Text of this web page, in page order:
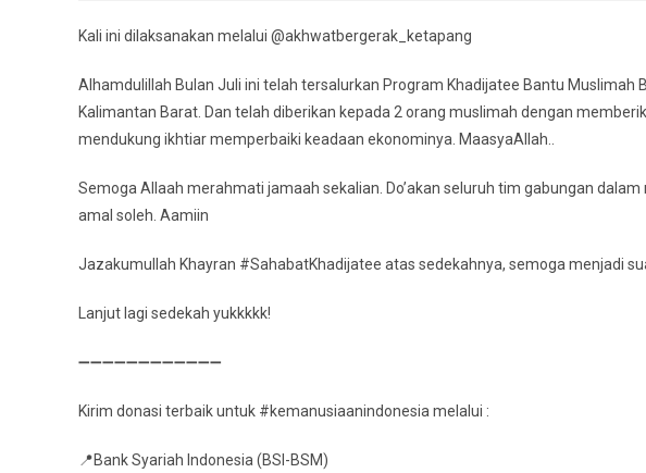
Kali ini dilaksanakan melalui @akhwatbergerak_ketapang
Alhamdulillah Bulan Juli ini telah tersalurkan Program Khadijatee Bantu Muslimah
Kalimantan Barat. Dan telah diberikan kepada 2 orang muslimah dengan
mendukung ikhtiar memperbaiki keadaan ekonominya. MaasyaAllah..
Semoga Allaah merahmati jamaah sekalian. Do’akan seluruh tim gabungan
amal soleh. Aamiin
Jazakumullah Khayran #SahabatKhadijatee atas sedekahnya, semoga menjadi
Lanjut lagi sedekah yukkkkk!
➖➖➖➖➖➖➖➖➖➖➖➖
Kirim donasi terbaik untuk #kemanusiaanindonesia melalui :
📍Bank Syariah Indonesia (BSI-BSM)